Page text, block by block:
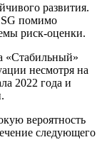
развития.
помимо
риск-оценки.
«Стабильный»
несмотря на
2022 года и
вероятность
следующего